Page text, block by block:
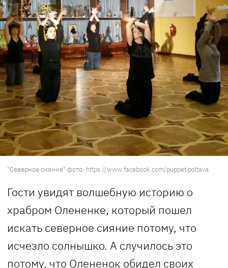
"Северное сияние" фото: https://www.facebook.com/puppet.poltava
Гости увидят волшебную историю о
храбром Олененке, который пошел
искать северное сияние потому, что
исчезло солнышко. А случилось это
потому, что Олененок обидел своих